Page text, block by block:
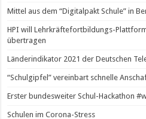
Mittel aus dem “Digitalpakt Schule” in
HPI will Lehrkräftefortbildungs-Plattform
übertragen
Länderindikator 2021 der Deutschen
“Schulgipfel” vereinbart schnelle
Erster bundesweiter Schul-Hackathon
Schulen im Corona-Stress